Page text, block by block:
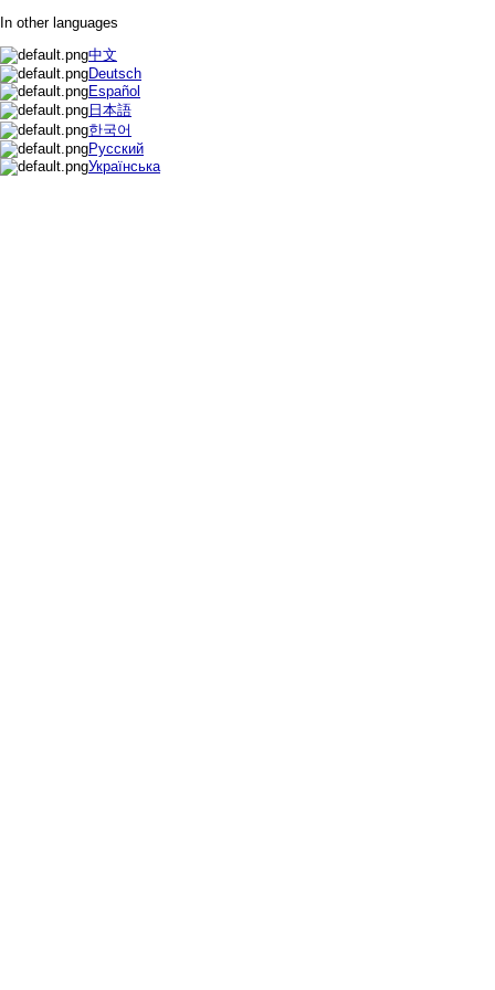
In other languages
中文
Deutsch
Español
日本語
한국어
Русский
Українська